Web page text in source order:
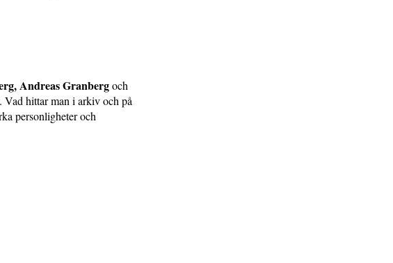
Andreas Granbergoch
Vad hittar man i arkiv och på
personligheter och